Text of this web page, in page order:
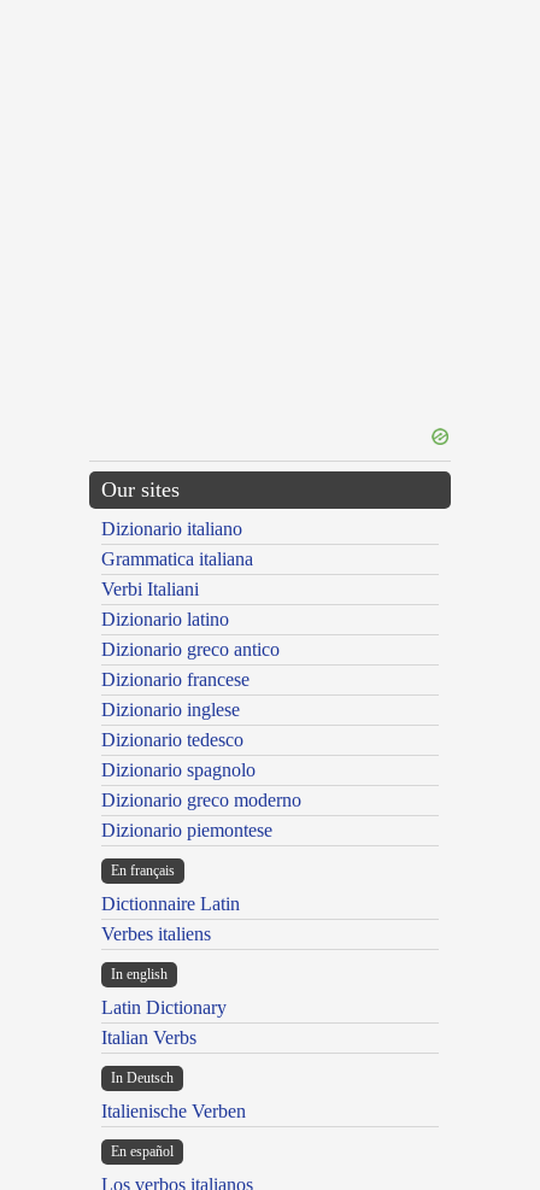
Our sites
Dizionario italiano
Grammatica italiana
Verbi Italiani
Dizionario latino
Dizionario greco antico
Dizionario francese
Dizionario inglese
Dizionario tedesco
Dizionario spagnolo
Dizionario greco moderno
Dizionario piemontese
En français
Dictionnaire Latin
Verbes italiens
In english
Latin Dictionary
Italian Verbs
In Deutsch
Italienische Verben
En español
Los verbos italianos